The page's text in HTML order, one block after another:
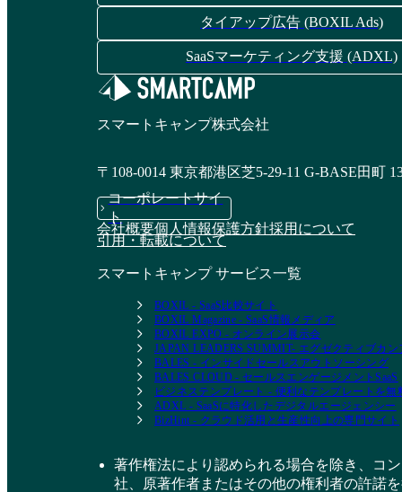
タイアップ広告 (BOXIL Ads)
SaaSマーケティング支援 (ADXL)
スマートキャンプ株式会社
〒108-0014 東京都港区芝5-29-11 G-BASE田町
コーポレートサイ
ト
会社概要個人情報保護方針採用について
引用・転載について
スマートキャンプ サービス一覧
BOXIL - SaaS比較サイト
BOXIL Magazine - SaaS情報メディア
BOXIL EXPO - オンライン展示会
JAPAN LEADERS SUMMIT- エグゼクティブカン
BALES - インサイドセールスアウトソーシング
BALES CLOUD - セールスエンゲージメントSaaS
ビジネステンプレート - 便利なテンプレートを無
ADXL - SaaSに特化したデジタルエージェンシー
BizHint - クラウド活用と生産性向上の専門サイト
著作権法により認められる場合を除き、コ
社、原著作者またはその他の権利者の許諾